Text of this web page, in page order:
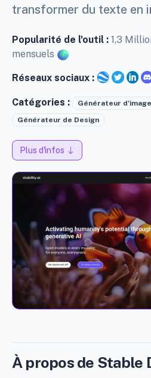
transformer du texte en
Popularité de l'outil : 1,3
mensuels
Réseaux sociaux :
Catégories : Générateur d'image
Générateur de Design
Plus d'infos
À propos de Stable